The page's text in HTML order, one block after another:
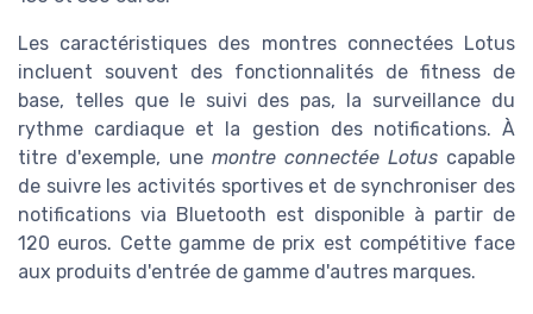
Les caractéristiques des montres connectées Lotus
incluent souvent des fonctionnalités de fitness de
base, telles que le suivi des pas, la surveillance du
rythme cardiaque et la gestion des notifications. À
titre d'exemple, une montre connectée Lotus capable
de suivre les activités sportives et de synchroniser des
notifications via Bluetooth est disponible à partir de
120 euros. Cette gamme de prix est compétitive face
aux produits d'entrée de gamme d'autres marques.